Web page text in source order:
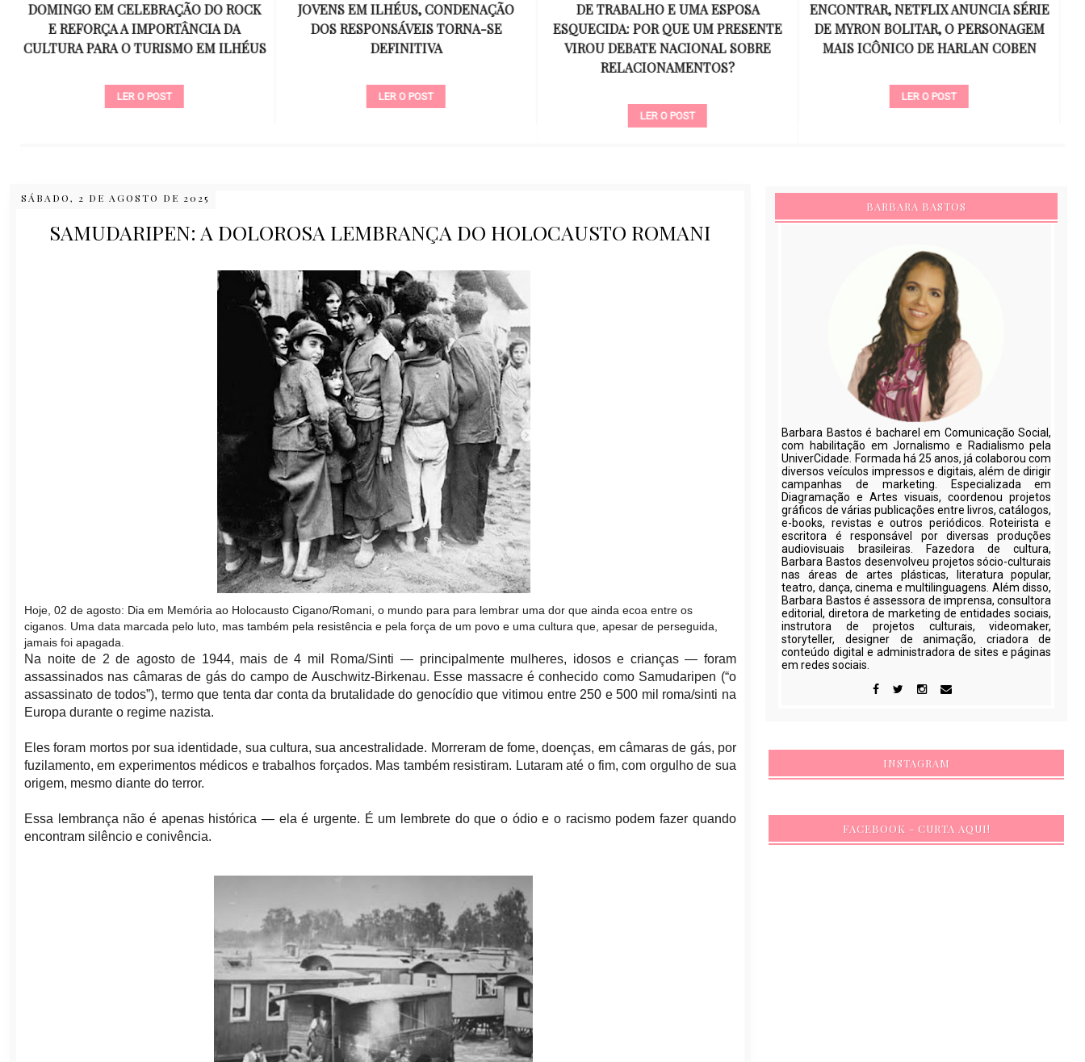
JOVENS EM ILHÉUS, CONDENAÇÃO
DOS RESPONSÁVEIS TORNA-SE
DEFINITIVA
LER O POST
DE TRABALHO E UMA ESPOSA
ESQUECIDA: POR QUE UM PRESENTE
VIROU DEBATE NACIONAL SOBRE
ENCONTRAR, NETFLIX ANUNCIA SÉRIE
DE MYRON BOLITAR, O PERSONAGEM
MAIS ICÔNICO DE HARLAN COBEN
INESQUECÍVEL QUE REVOLUCIONOU A
MÚSICA E SE TORNOU UM SÍMBOLO
DE UMA GERAÇÃO
LER O POST
SÁBADO, 2 DE AGOSTO DE 2025
SAMUDARIPEN: A DOLOROSA LEMBRANÇA DO HOLOCAUSTO ROMANI
Hoje, 02 de agosto: Dia em Memória ao Holocausto Cigano/Romani, o mundo para para lembrar uma dor que ainda ecoa entre os
ciganos. Uma data marcada pelo luto, mas também pela resistência e pela força de um povo e uma cultura que, apesar de perseguida,
jamais foi apagada.
Na noite de 2 de agosto de 1944, mais de 4 mil Roma/Sinti — principalmente mulheres, idosos e crianças — foram
assassinados nas câmaras de gás do campo de Auschwitz-Birkenau. Esse massacre é conhecido como Samudaripen (“o
assassinato de todos”), termo que tenta dar conta da brutalidade do genocídio que vitimou entre 250 e 500 mil roma/sinti na
Europa durante o regime nazista.
Eles foram mortos por sua identidade, sua cultura, sua ancestralidade. Morreram de fome, doenças, em câmaras de gás, por
fuzilamento, em experimentos médicos e trabalhos forçados. Mas também resistiram. Lutaram até o fim, com orgulho de sua
origem, mesmo diante do terror.
Essa lembrança não é apenas histórica — ela é urgente. É um lembrete do que o ódio e o racismo podem fazer quando
encontram silêncio e conivência.
BARBARA BASTOS
Barbara Bastos é bacharel em Comunicação Social,
com habilitação em Jornalismo e Radialismo pela
UniverCidade. Formada há 25 anos, já colaborou com
diversos veículos impressos e digitais, além de dirigir
campanhas de marketing. Especializada em
Diagramação e Artes visuais, coordenou projetos
gráficos de várias publicações entre livros, catálogos,
e-books, revistas e outros periódicos. Roteirista e
escritora é responsável por diversas produções
audiovisuais brasileiras. Fazedora de cultura,
Barbara Bastos desenvolveu projetos sócio-culturais
nas áreas de artes plásticas, literatura popular,
teatro, dança, cinema e multilinguagens. Além disso,
Barbara Bastos é assessora de imprensa, consultora
editorial, diretora de marketing de entidades sociais,
instrutora de projetos culturais, videomaker,
storyteller, designer de animação, criadora de
conteúdo digital e administradora de sites e páginas
em redes sociais.
INSTAGRAM
FACEBOOK - CURTA AQUI!